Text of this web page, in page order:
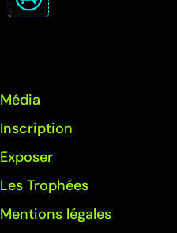
Média
Inscription
Exposer
Les Trophées
Mentions légales